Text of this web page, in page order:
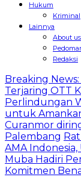
Hukum
Kriminal
Lainnya
About us
Redaksi
Breaking
Terjaring OTT
Perlindungan
untuk
Curanmor
Palembang
AMA
Muba Hadiri
Komitmen